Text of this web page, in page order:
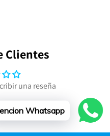
Clientes
una reseña
Whatsapp